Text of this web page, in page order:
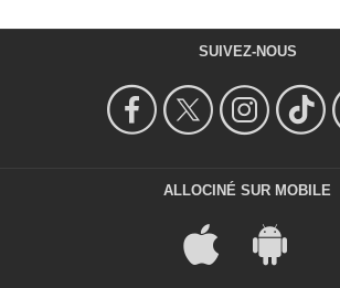
SUIVEZ-NOUS
ALLOCINÉ SUR MOBILE